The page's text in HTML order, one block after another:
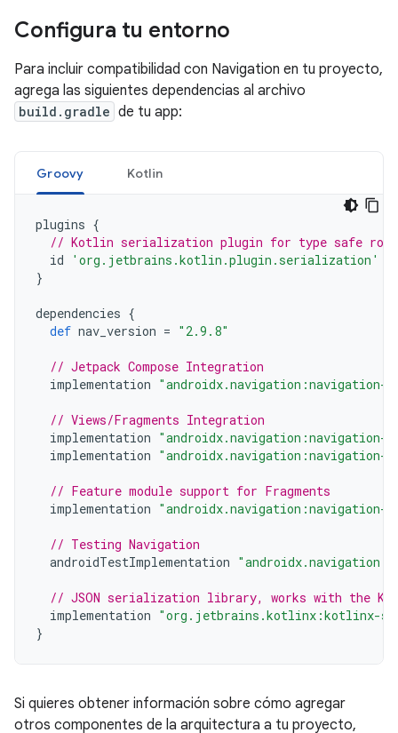
Configura tu entorno
Para incluir compatibilidad con Navigation en tu proyecto,
agrega las siguientes dependencias al archivo
build.gradle de tu app:
Groovy Kotlin
plugins {
// Kotlin serialization plugin for type safe
id
'org.jetbrains.kotlin.plugin.serialization'
}
dependencies {
def nav_version = "2.9.8"
// Jetpack Compose Integration
implementation "androidx.navigation:navigation-
// Views/Fragments Integration
implementation "androidx.navigation:navigation-
implementation "androidx.navigation:navigation-
// Feature module support for Fragments
implementation "androidx.navigation:navigation-
// Testing Navigation
androidTestImplementation
// JSON serialization library, works with the
implementation "org.jetbrains.kotlinx:kotlinx-
}
Si quieres obtener información sobre cómo agregar
otros componentes de la arquitectura a tu proyecto,